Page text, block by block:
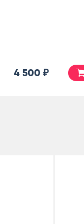
4 500 ₽